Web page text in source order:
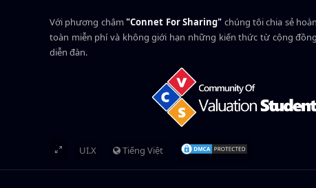
Với phương châm"Connet For Sharing" chúng tôi chia sẻ hoàn
toàn miễn phí và không giới hạn những kiến thức từ cộng đồng
diễn đàn.
UI.X Tiếng Việt